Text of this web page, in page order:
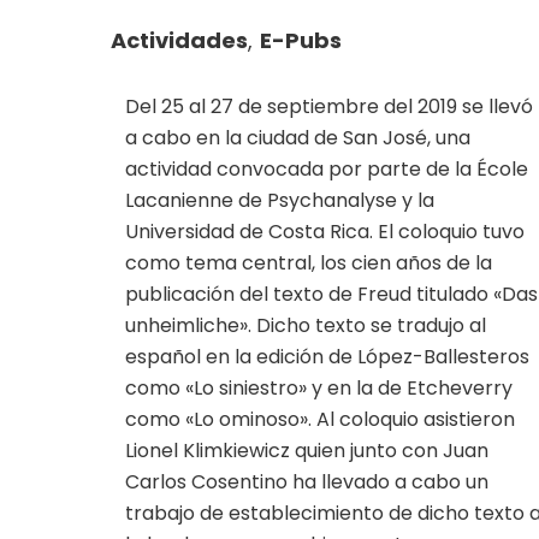
Actividades, E-Pubs
Del 25 al 27 de septiembre del 2019 se llevó
a cabo en la ciudad de San José, una
actividad convocada por parte de la École
Lacanienne de Psychanalyse y la
Universidad de Costa Rica. El coloquio tuvo
como tema central, los cien años de la
publicación del texto de Freud titulado «Das
unheimliche». Dicho texto se tradujo al
español en la edición de López-Ballesteros
como «Lo siniestro» y en la de Etcheverry
como «Lo ominoso». Al coloquio asistieron
Lionel Klimkiewicz quien junto con Juan
Carlos Cosentino ha llevado a cabo un
trabajo de establecimiento de dicho texto